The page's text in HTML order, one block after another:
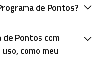
pontos e troquem por
formas de acúmulo,
Alloyal cria os
com a gestão
de Pontos?
cliente fará o
que o seu
Pontos com
como meu